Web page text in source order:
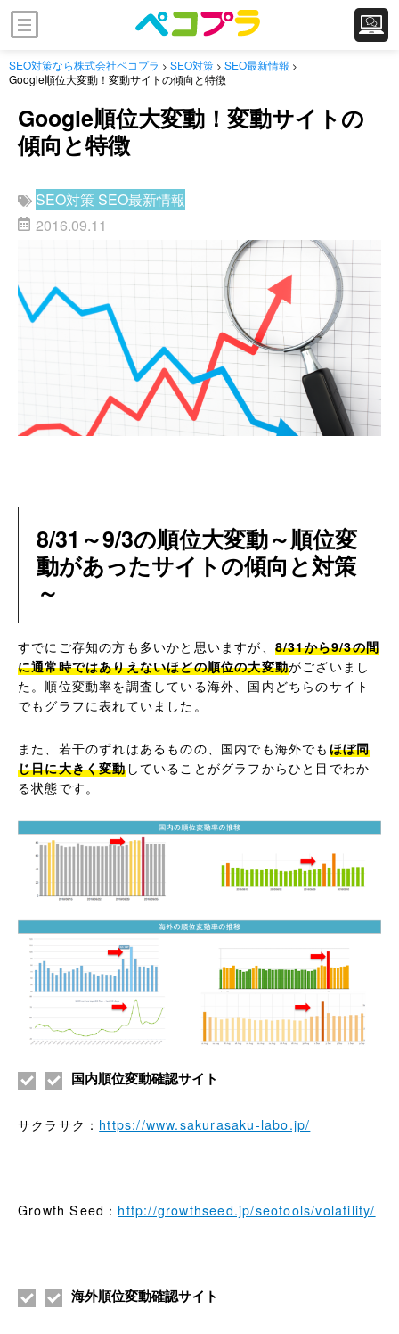
SEO対策なら株式会社ペコプラ > SEO対策 > SEO最新情報 >
Google順位大変動！変動サイトの傾向と特徴
Google順位大変動！変動サイトの
傾向と特徴
SEO対策 SEO最新情報
2016.09.11
8/31～9/3の順位大変動～順位変
動があったサイトの傾向と対策
～
すでにご存知の方も多いかと思いますが、 8/31から9/3の間
に通常時ではありえないほどの順位の大変動がございまし
た。順位変動率を調査している海外、国内どちらのサイト
でもグラフに表れていました。
また、若干のずれはあるものの、国内でも海外でも ほぼ同
じ日に大きく変動していることがグラフからひと目でわか
る状態です。
国内順位変動確認サイト
サクラサク： https://www.sakurasaku-labo.jp/
Growth Seed： http://growthseed.jp/seotools/volatility/
海外順位変動確認サイト